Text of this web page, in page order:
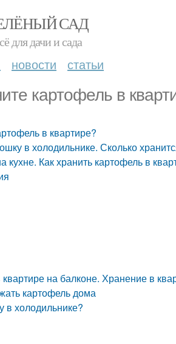
САД
для дачи и сада
новости статьи
картофель в
в квартире?
в холодильнике. Сколько
кухне. Как хранить картофель в
квартире на балконе. Хранение в
картофель дома
в холодильнике?